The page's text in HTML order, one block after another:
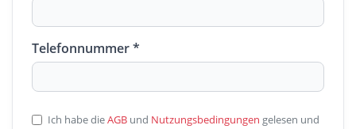
Telefonnummer *
Ich habe dieAGB und Nutzungsbedingungen gelesen und